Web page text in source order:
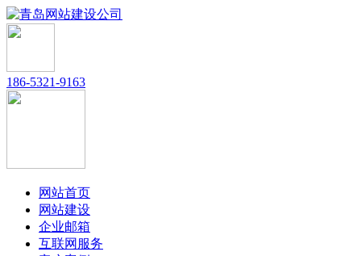
186-5321-9163
网站首页
网站建设
企业邮箱
互联网服务